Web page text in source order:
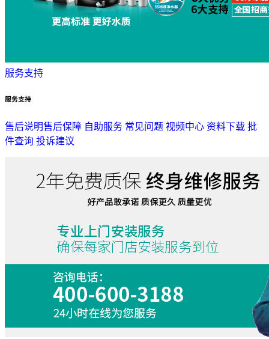
服务支持
服务支持
售后说明售后保障 自助服务 常见问题 视频中心 资料下载 批
件查询 投诉建议